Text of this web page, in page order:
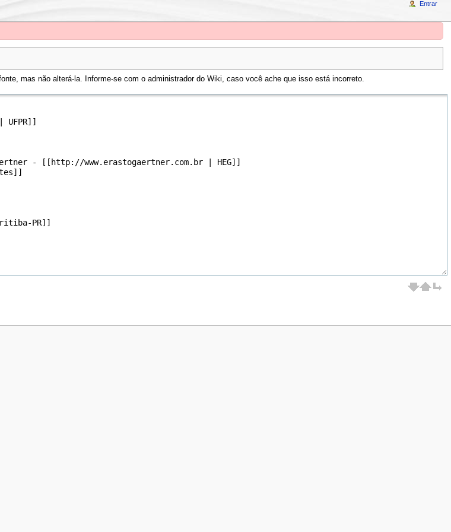
mas não alterá-la. Informe-se com o administrador do Wiki, caso você ache que isso está incorreto.
Entrar